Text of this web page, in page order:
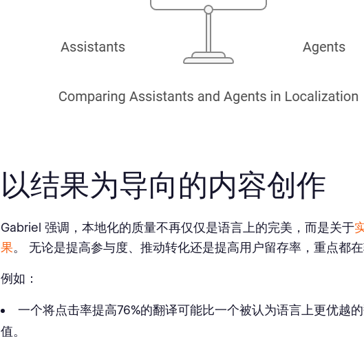
以结果为导向的内容创作
Gabriel 强调，本地化的质量不再仅仅是语言上的完美，而是关于
果。 无论是提高参与度、推动转化还是提高用户留存率，重点都在
例如：
一个将点击率提高76%的翻译可能比一个被认为语言上更优越
值。